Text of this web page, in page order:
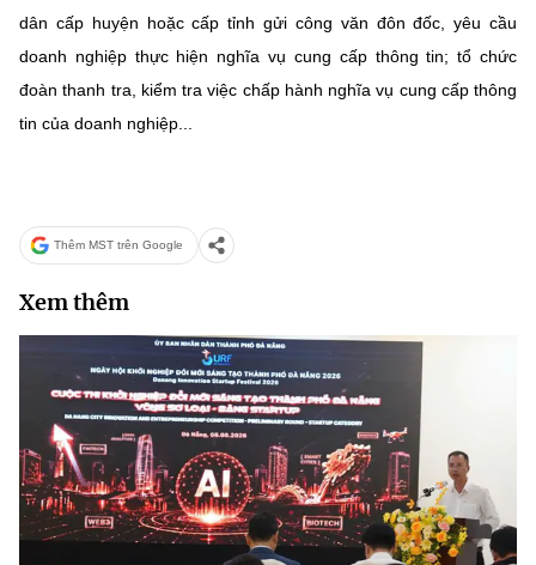
dân cấp huyện hoặc cấp tỉnh gửi công văn đôn đốc, yêu cầu
doanh nghiệp thực hiện nghĩa vụ cung cấp thông tin; tổ chức
đoàn thanh tra, kiểm tra việc chấp hành nghĩa vụ cung cấp thông
tin của doanh nghiệp...
Thêm MST trên Google
Xem thêm